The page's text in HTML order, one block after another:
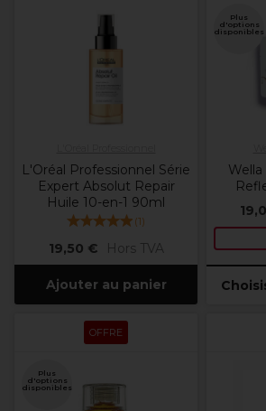
L'Oréal Professionnel Série
Expert Absolut Repair
Huile 10-en-1 90ml
(1)
19,50 € Hors TVA
Ajouter au panier
Plus
d'options
disponibles
Wella
OFFRE
Plus
d'options
disponibles